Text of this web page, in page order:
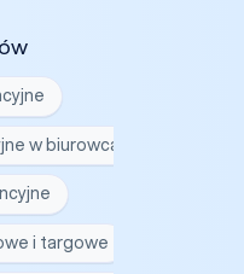
w biurowcach
i targowe